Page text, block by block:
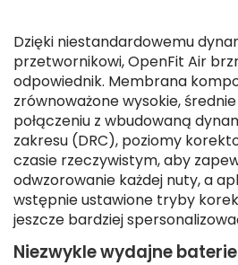
Dzięki niestandardowemu
przetwornikowi, OpenFit Air
odpowiednik. Membrana
zrównoważone wysokie,
połączeniu z wbudowaną
zakresu (DRC), poziomy
czasie rzeczywistym, aby
odwzorowanie każdej nuty, a
wstępnie ustawione tryby
jeszcze bardziej
Niezwykle wydajne baterie